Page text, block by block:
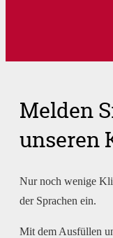
Melden
unseren
Nur noch wenige
der Sprachen ein.
Mit dem Ausfüllen